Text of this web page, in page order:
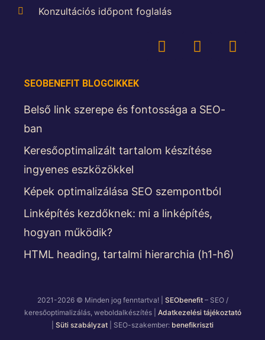
Konzultációs időpont foglalás
SEOBENEFIT BLOGCIKKEK
Belső link szerepe és fontossága a SEO-
ban
Keresőoptimalizált tartalom készítése
ingyenes eszközökkel
Képek optimalizálása SEO szempontból
Linképítés kezdőknek: mi a linképítés,
hogyan működik?
HTML heading, tartalmi hierarchia (h1-h6)
2021-2026 © Minden jog fenntartva! | SEObenefit– SEO /
keresőoptimalizálás, weboldalkészítés | Adatkezelési tájékoztató
Süti szabályzat | SEO-szakember: benefikriszti